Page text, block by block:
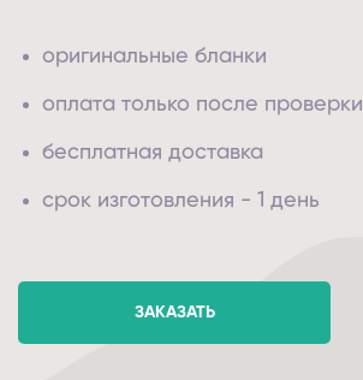
оригинальные бланки
оплата только после проверки
бесплатная доставка
срок изготовления - 1 день
ЗАКАЗАТЬ